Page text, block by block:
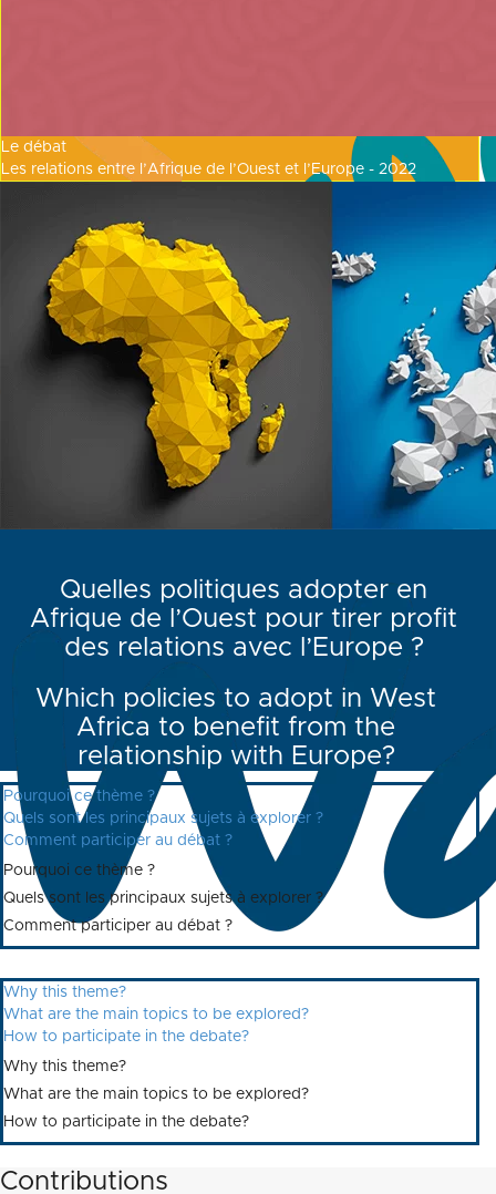
Le débat
Les relations entre l’Afrique de l’Ouest et l’Europe - 2022
Quelles politiques adopter en
Afrique de l’Ouest pour tirer profit
des relations avec l’Europe ?
Which policies to adopt in West
Africa to benefit from the
relationship with Europe?
Pourquoi ce thème ?
Quels sont les principaux sujets à explorer ?
Comment participer au débat ?
Pourquoi ce thème ?
Quels sont les principaux sujets à explorer ?
Comment participer au débat ?
Why this theme?
What are the main topics to be explored?
How to participate in the debate?
Why this theme?
What are the main topics to be explored?
How to participate in the debate?
Contributions